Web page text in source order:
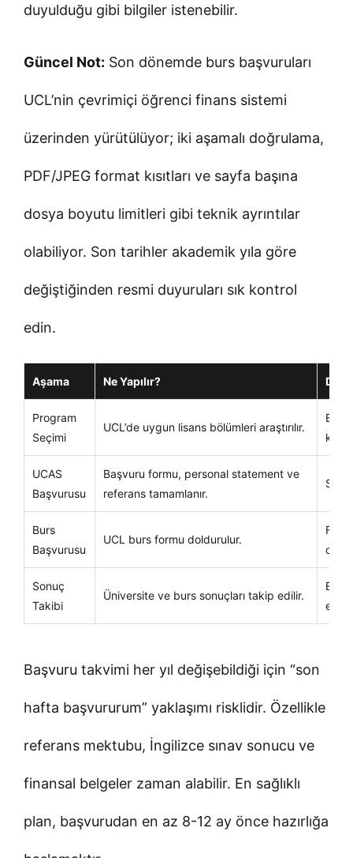
duyulduğu gibi bilgiler istenebilir.
Güncel Not: Son dönemde burs başvuruları
UCL’nin çevrimiçi öğrenci finans sistemi
üzerinden yürütülüyor; iki aşamalı doğrulama,
PDF/JPEG format kısıtları ve sayfa başına
dosya boyutu limitleri gibi teknik ayrıntılar
olabiliyor. Son tarihler akademik yıla göre
değiştiğinden resmi duyuruları sık kontrol
edin.
Aşama Ne Yapılır?
Program
Seçimi
UCL’de uygun lisans bölümleri araştırılır.
UCAS
Başvurusu
Başvuru formu, personal statement ve
referans tamamlanır.
Son
Burs
Başvurusu
UCL burs formu doldurulur.
Sonuç
Takibi
Üniversite ve burs sonuçları takip edilir.
E-
Başvuru takvimi her yıl değişebildiği için “son
hafta başvururum” yaklaşımı risklidir. Özellikle
referans mektubu, İngilizce sınav sonucu ve
finansal belgeler zaman alabilir. En sağlıklı
plan, başvurudan en az 8-12 ay önce hazırlığa